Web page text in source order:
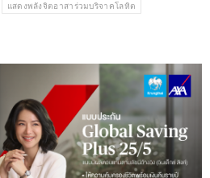
แสดงพลังจิตอาสาร่วมบริจาคโลหิต